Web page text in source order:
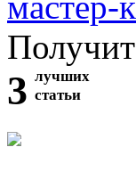
3 лучших
статьи